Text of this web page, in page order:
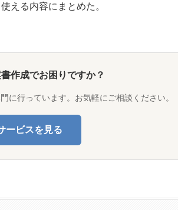
える内容にまとめた。
作成でお困りですか？
に行っています。お気軽にご相談ください。
ービスを見る